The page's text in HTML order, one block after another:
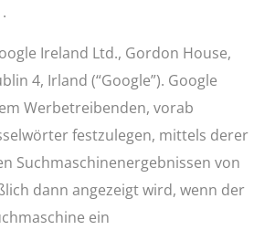
Ireland Ltd., Gordon House,
4, Irland (“Google”). Google
Werbetreibenden, vorab
festzulegen, mittels derer
Suchmaschinenergebnissen von
dann angezeigt wird, wenn der
ein